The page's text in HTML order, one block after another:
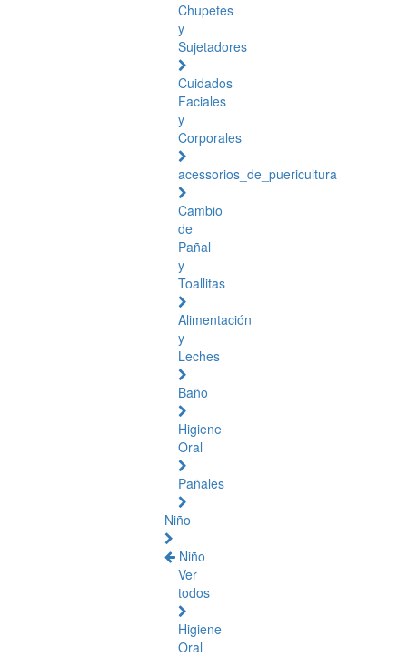
Chupetes
y
Sujetadores
Cuidados
Faciales
y
Corporales
acessorios_de_puericultura
Cambio
de
Pañal
y
Toallitas
Alimentación
y
Leches
Baño
Higiene
Oral
Pañales
Niño
Niño
Ver
todos
Higiene
Oral